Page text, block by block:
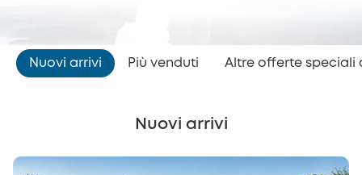
Nuovi arrivi Più venduti Altre offerte speciali
Nuovi arrivi